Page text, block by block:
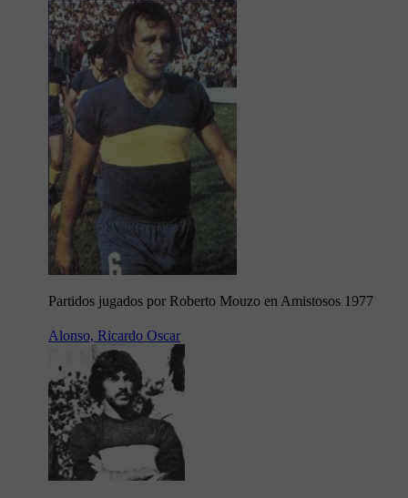
Partidos jugados por Roberto Mouzo en Amistosos 1977
Alonso, Ricardo Oscar